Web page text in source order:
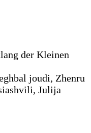
der Kleinen
joudi, Zhenru
Julija